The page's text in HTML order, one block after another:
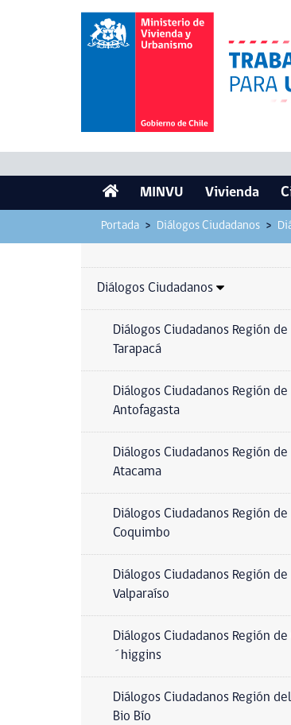
MINVU Vivienda
Portada Diálogos Ciudadanos
Diálogos Ciudadanos
Diálogos Ciudadanos Región de
Tarapacá
Diálogos Ciudadanos Región de
Antofagasta
Diálogos Ciudadanos Región de
Atacama
Diálogos Ciudadanos Región de
Coquimbo
Diálogos Ciudadanos Región de
Valparaíso
Diálogos Ciudadanos Región de
´higgins
Diálogos Ciudadanos Región del
Bio Bío